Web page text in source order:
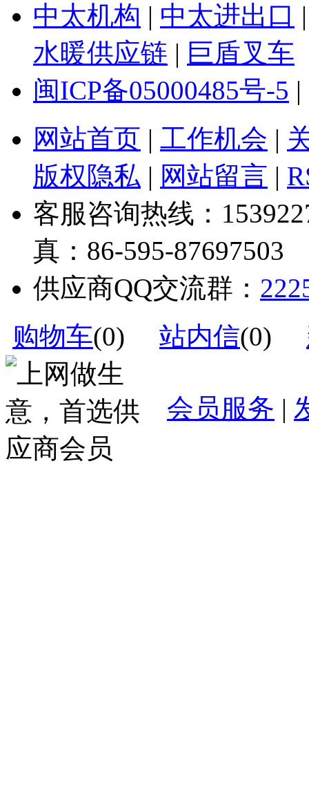
中太机构 | 中太进出口
水暖供应链 | 巨盾叉车
闽ICP备05000485号-5
网站首页 | 工作机会 |
版权隐私 | 网站留言 |
客服咨询热线：
真：86-595-87697503
供应商QQ交流群：
购物车(0) 站内信(0)
会员服务 |